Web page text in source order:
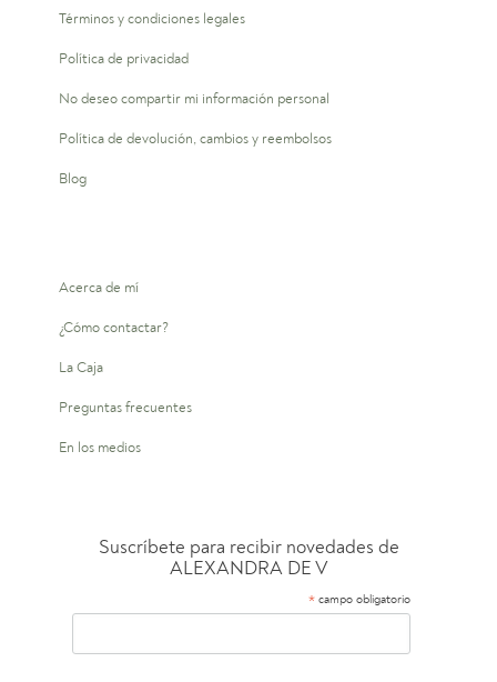
Términos y condiciones legales
Política de privacidad
No deseo compartir mi información personal
Política de devolución, cambios y reembolsos
Blog
Acerca de mí
¿Cómo contactar?
La Caja
Preguntas frecuentes
En los medios
Suscríbete para recibir novedades de
ALEXANDRA DE V
* campo obligatorio